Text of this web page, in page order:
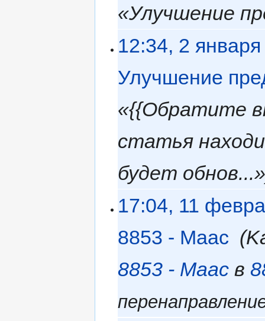
«Улучшение
12:34, 2
Улучшение
«{{Обратите
статья
будет
17:04, 11
8853 - Маас
8853 - Маас в